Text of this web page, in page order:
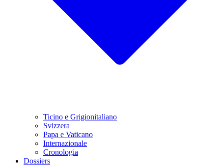
Ticino e Grigionitaliano
Svizzera
Papa e Vaticano
Internazionale
Cronologia
Dossiers